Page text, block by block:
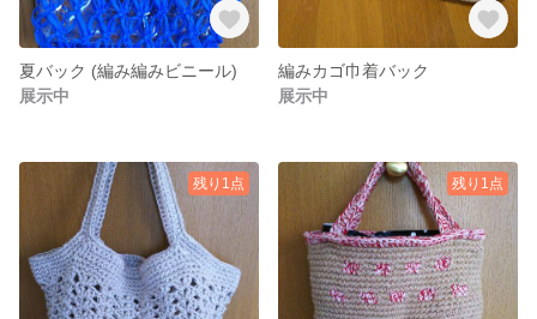
夏バック (編み編みビニール)
展示中
編みカゴ巾着バック
展示中
残り1点 残り1点